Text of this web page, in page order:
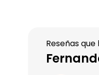
Reseñas